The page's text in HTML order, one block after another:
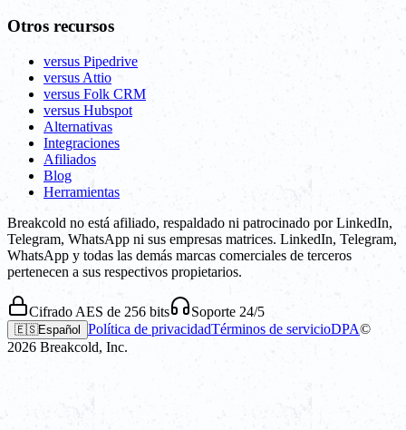
Otros recursos
versus Pipedrive
versus Attio
versus Folk CRM
versus Hubspot
Alternativas
Integraciones
Afiliados
Blog
Herramientas
Breakcold no está afiliado, respaldado ni patrocinado por LinkedIn,
Telegram, WhatsApp ni sus empresas matrices. LinkedIn, Telegram,
WhatsApp y todas las demás marcas comerciales de terceros
pertenecen a sus respectivos propietarios.
Cifrado AES de 256 bits Soporte 24/5
🇪🇸Español Política de privacidadTérminos de servicioDPA©
2026 Breakcold, Inc.